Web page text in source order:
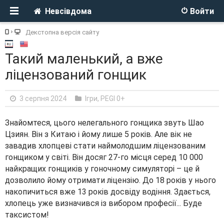
Войти
Невсівдома
Декстопна версія сайту
Такий маленький, а вже
ліцензований гонщик
3 серпня 2024 Ігри, PEGI 0+
Знайомтеся, цього нелегального гонщика звуть Шао
Цзиян. Він з Китаю і йому лише 5 років. Але вік не
завадив хлопцеві стати наймолодшим ліцензованим
гонщиком у світі. Він досяг 27-го місця серед 10 000
найкращих гонщиків у гоночному симуляторі – це й
дозволило йому отримати ліцензію. До 18 років у нього
накопичиться вже 13 років досвіду водіння. Здається,
хлопець уже визначився із вибором професії... Буде
таксистом!